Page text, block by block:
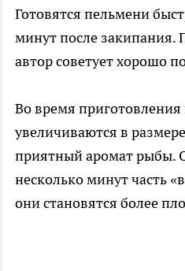
Готовятся пельмени
минут после закипания.
автор советует хорошо
Во время приготовления
увеличиваются в
приятный аромат рыбы.
несколько минут часть
они становятся более